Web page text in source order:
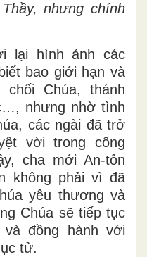
nhưng chính
lại hình ảnh các
bao giới hạn và
Chúa, thánh
nhưng nhờ tình
các ngài đã trở
vời trong công
cha mới An-tôn
không phải vì đã
yêu thương và
Chúa sẽ tiếp tục
đồng hành với
tử.